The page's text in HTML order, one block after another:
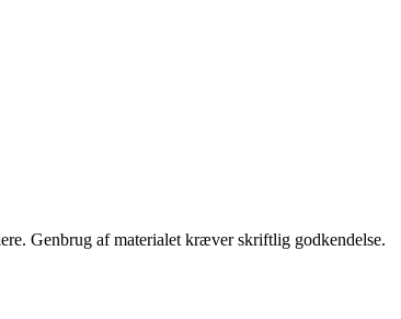
Genbrug af materialet kræver skriftlig godkendelse.